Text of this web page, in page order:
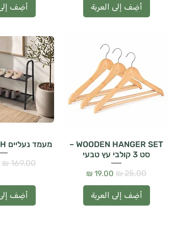
أضِف إلى العربة أضِف إلى
WOODEN HANGER SET –
סט 3 קולבי עץ טבעי
سعر عادي سعر البيع
أضِف إلى العربة
מעמד נעליים URBAN MESH
سعر عادي‏169.00 ₪
أضِف إلى